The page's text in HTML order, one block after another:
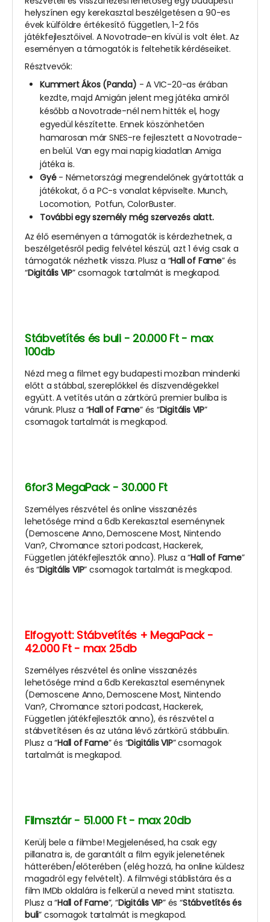
helyszínen egy kerekasztal beszélgetésen a 90-es
évek külföldre értékesítő független, 1-2 fős
játékfejlesztőivel. A Novotrade-en kívül is volt élet. Az
eseményen a támogatók is feltehetik kérdéseiket.
Résztvevők:
Kummert Ákos (Panda) - A VIC-20-as érában
kezdte, majd Amigán jelent meg játéka amiről
később a Novotrade-nél nem hitték el, hogy
egyedül készítette. Ennek köszönhetően
hamarosan már SNES-re fejlesztett a Novotrade-
en belül. Van egy mai napig kiadatlan Amiga
játéka is.
Gyé- Németországi megrendelőnek gyártották a
játékokat, ő a PC-s vonalat képviselte. Munch,
Locomotion, Potfun, ColorBuster.
További egy személy még szervezés alatt.
Az élő eseményen a támogatók is kérdezhetnek, a
beszélgetésről pedig felvétel készül, azt 1 évig csak a
támogatók nézhetik vissza. Plusz a “Hall of Fame” és
“Digitális VIP” csomagok tartalmát is megkapod.
Stábvetítés és buli - 20.000 Ft - max
100db
Nézd meg a filmet egy budapesti moziban mindenki
előtt a stábbal, szereplőkkel és díszvendégekkel
együtt. A vetítés után a zártkörű premier buliba is
várunk. Plusz a “Hall of Fame” és “Digitális VIP”
csomagok tartalmát is megkapod.
6for3 MegaPack - 30.000 Ft
Személyes részvétel és online visszanézés
lehetősége mind a 6db Kerekasztal eseménynek
(Demoscene Anno, Demoscene Most, Nintendo
Van?, Chromance sztori podcast, Hackerek,
Független játékfejlesztők anno). Plusz a “Hall of Fame”
és “Digitális VIP” csomagok tartalmát is megkapod.
Elfogyott: Stábvetítés + MegaPack -
42.000 Ft - max 25db
Személyes részvétel és online visszanézés
lehetősége mind a 6db Kerekasztal eseménynek
(Demoscene Anno, Demoscene Most, Nintendo
Van?, Chromance sztori podcast, Hackerek,
Független játékfejlesztők anno), és részvétel a
stábvetítésen és az utána lévő zártkörű stábbulin.
Plusz a “Hall of Fame” és “Digitális VIP” csomagok
tartalmát is megkapod.
Filmsztár - 51.000 Ft - max 20db
Kerülj bele a filmbe! Megjelenésed, ha csak egy
pillanatra is, de garantált a film egyik jelenetének
hátterében/előterében (elég hozzá, ha online küldesz
magadról egy felvételt). A filmvégi stáblistára és a
film IMDb oldalára is felkerül a neved mint statiszta.
Plusz a “Hall of Fame”, “Digitális VIP” és “Stábvetítés és
buli” csomagok tartalmát is megkapod.